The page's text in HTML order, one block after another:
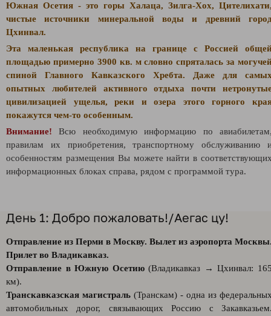
Южная Осетия - это горы Халаца, Зилга-Хох,
чистые источники минеральной воды и древний
Цхинвал.
Эта маленькая республика на границе с Россией
площадью примерно 3900 кв. м словно спряталась за
спиной Главного Кавказского Хребта. Даже для
опытных любителей активного отдыха почти
цивилизацией ущелья, реки и озера этого горного
покажутся чем-то особенным.
Внимание!
Всю необходимую информацию по
правилам их приобретения, транспортному обслуживанию
особенностям размещения Вы можете найти в
информационных блоках справа, рядом с программой тура.
День 1: Добро пожаловать!/Аегас цу!
Отправление из Перми в Москву. Вылет из аэропорта
Прилет во Владикавказ.
Отправление в Южную Осетию(Владикавказ → Цхинвал:
км).
Транскавказская магистраль (Транскам) - одна из
автомобильных дорог, связывающих Россию с